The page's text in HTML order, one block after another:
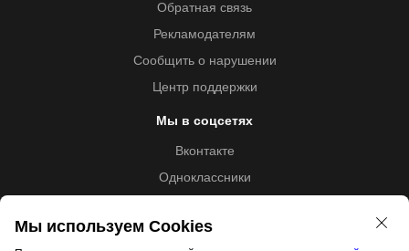
Обратная связь
Рекламодателям
Сообщить о нарушении
Центр поддержки
Мы в соцсетях
Вконтакте
Одноклассники
Мы используем Cookies